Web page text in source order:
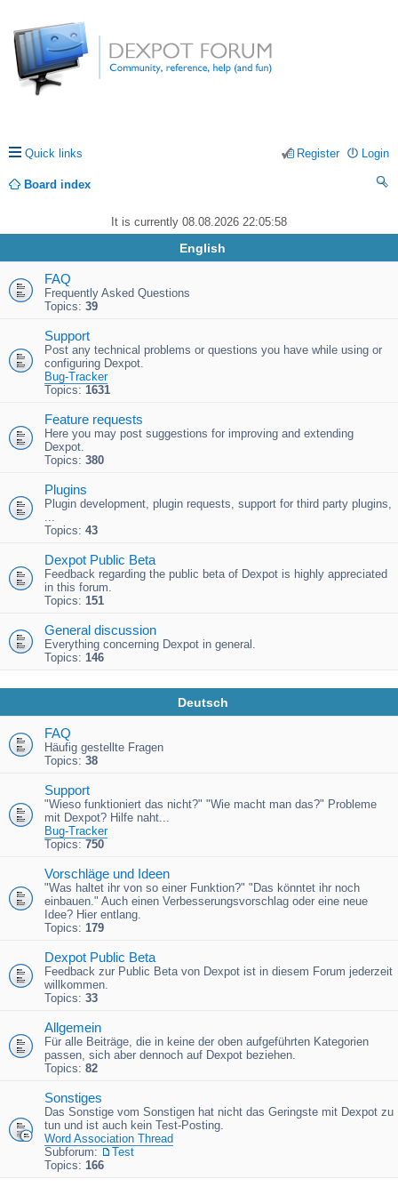
Quick links Login
Register
Board index
rc
h
It is currently 08.08.2026 22:05:58
English
FAQ
Frequently Asked Questions
Topics: 39
Support
Post any technical problems or questions you have while using or
configuring Dexpot.
Bug-Tracker
Topics: 1631
Feature requests
Here you may post suggestions for improving and extending
Dexpot.
Topics: 380
Plugins
Plugin development, plugin requests, support for third party plugins,
...
Topics: 43
Dexpot Public Beta
Feedback regarding the public beta of Dexpot is highly appreciated
in this forum.
Topics: 151
General discussion
Everything concerning Dexpot in general.
Topics: 146
Deutsch
FAQ
Häufig gestellte Fragen
Topics: 38
Support
"Wieso funktioniert das nicht?" "Wie macht man das?" Probleme
mit Dexpot? Hilfe naht...
Bug-Tracker
Topics: 750
Vorschläge und Ideen
"Was haltet ihr von so einer Funktion?" "Das könntet ihr noch
einbauen." Auch einen Verbesserungsvorschlag oder eine neue
Idee? Hier entlang.
Topics: 179
Dexpot Public Beta
Feedback zur Public Beta von Dexpot ist in diesem Forum jederzeit
willkommen.
Topics: 33
Allgemein
Für alle Beiträge, die in keine der oben aufgeführten Kategorien
passen, sich aber dennoch auf Dexpot beziehen.
Topics: 82
Sonstiges
Das Sonstige vom Sonstigen hat nicht das Geringste mit Dexpot zu
tun und ist auch kein Test-Posting.
Word Association Thread
Subforum:
Test
Topics: 166